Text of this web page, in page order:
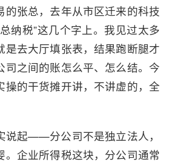
的张总，去年从市区迁来的科技
纳税”这几个字上。我见过太多
是去大厅填张表，结果跑断腿才
司之间的账怎么平、怎么结。今
操的干货摊开讲，不讲虚的，全
说起——分公司不是独立法人，
。企业所得税这块，分公司通常